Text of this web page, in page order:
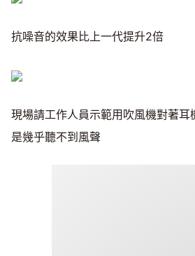
抗噪音的效果比上一代提升2倍
現場請工作人員示範用吹風機對著耳
是幾乎聽不到風聲